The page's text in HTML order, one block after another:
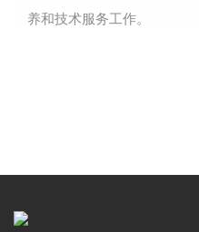
养和技术服务工作。